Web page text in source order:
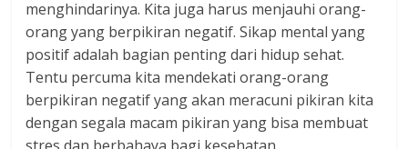
menghindarinya. Kita juga harus menjauhi orang-
orang yang berpikiran negatif. Sikap mental yang
positif adalah bagian penting dari hidup sehat.
Tentu percuma kita mendekati orang-orang
berpikiran negatif yang akan meracuni pikiran kita
dengan segala macam pikiran yang bisa membuat